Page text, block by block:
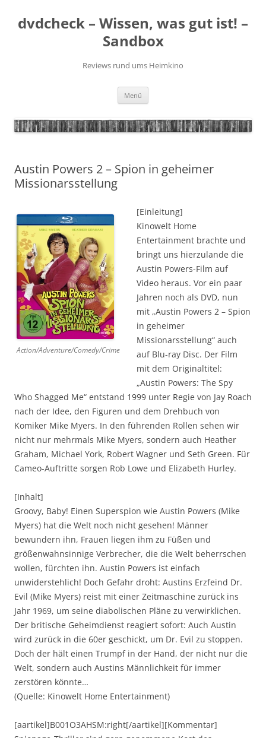
springen
dvdcheck – Wissen, was gut ist! –
Sandbox
Reviews rund ums Heimkino
Menü
Austin Powers 2 – Spion in geheimer
Missionarsstellung
Action/Adventure/Comedy/Crime
[Einleitung]
Kinowelt Home
Entertainment brachte und
bringt uns hierzulande die
Austin Powers-Film auf
Video heraus. Vor ein paar
Jahren noch als DVD, nun
mit „Austin Powers 2 – Spion
in geheimer
Missionarsstellung“ auch
auf Blu-ray Disc. Der Film
mit dem Originaltitel:
„Austin Powers: The Spy
Who Shagged Me“ entstand 1999 unter Regie von Jay Roach
nach der Idee, den Figuren und dem Drehbuch von
Komiker Mike Myers. In den führenden Rollen sehen wir
nicht nur mehrmals Mike Myers, sondern auch Heather
Graham, Michael York, Robert Wagner und Seth Green. Für
Cameo-Auftritte sorgen Rob Lowe und Elizabeth Hurley.
[Inhalt]
Groovy, Baby! Einen Superspion wie Austin Powers (Mike
Myers) hat die Welt noch nicht gesehen! Männer
bewundern ihn, Frauen liegen ihm zu Füßen und
größenwahnsinnige Verbrecher, die die Welt beherrschen
wollen, fürchten ihn. Austin Powers ist einfach
unwiderstehlich! Doch Gefahr droht: Austins Erzfeind Dr.
Evil (Mike Myers) reist mit einer Zeitmaschine zurück ins
Jahr 1969, um seine diabolischen Pläne zu verwirklichen.
Der britische Geheimdienst reagiert sofort: Auch Austin
wird zurück in die 60er geschickt, um Dr. Evil zu stoppen.
Doch der hält einen Trumpf in der Hand, der nicht nur die
Welt, sondern auch Austins Männlichkeit für immer
zerstören könnte…
(Quelle: Kinowelt Home Entertainment)
[aartikel]B001O3AHSM:right[/aartikel][Kommentar]